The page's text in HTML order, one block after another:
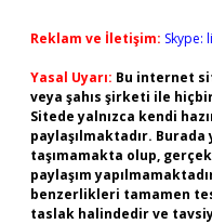
Reklam ve İletişim: Skype:
Yasal Uyarı: Bu internet
veya şahıs şirketi ile
Sitede yalnızca kendi
paylaşılmaktadır.
taşımamakta olup,
paylaşım
benzerlikleri tamamen
taslak halindedir ve